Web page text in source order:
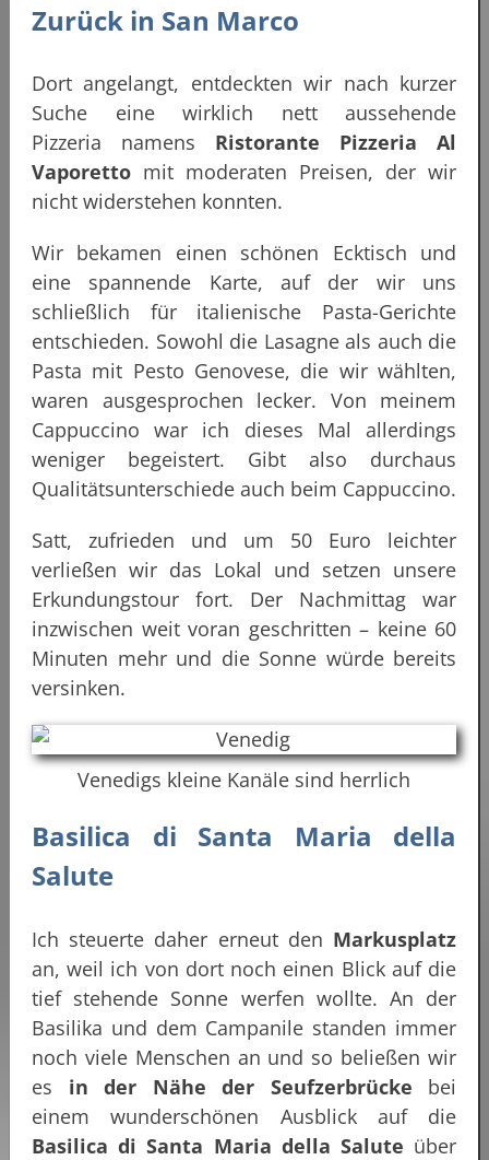
Zurück in San Marco
Dort angelangt, entdeckten wir nach kurzer
Suche eine wirklich nett aussehende
Pizzeria namens Ristorante Pizzeria Al
Vaporetto mit moderaten Preisen, der wir
nicht widerstehen konnten.
Wir bekamen einen schönen Ecktisch und
eine spannende Karte, auf der wir uns
schließlich für italienische Pasta-Gerichte
entschieden. Sowohl die Lasagne als auch die
Pasta mit Pesto Genovese, die wir wählten,
waren ausgesprochen lecker. Von meinem
Cappuccino war ich dieses Mal allerdings
weniger begeistert. Gibt also durchaus
Qualitätsunterschiede auch beim Cappuccino.
Satt, zufrieden und um 50 Euro leichter
verließen wir das Lokal und setzen unsere
Erkundungstour fort. Der Nachmittag war
inzwischen weit voran geschritten – keine 60
Minuten mehr und die Sonne würde bereits
versinken.
Venedigs kleine Kanäle sind herrlich
Basilica di Santa Maria della
Salute
Ich steuerte daher erneut den Markusplatz
an, weil ich von dort noch einen Blick auf die
tief stehende Sonne werfen wollte. An der
Basilika und dem Campanile standen immer
noch viele Menschen an und so beließen wir
es in der Nähe der Seufzerbrücke bei
einem wunderschönen Ausblick auf die
Basilica di Santa Maria della Salute über